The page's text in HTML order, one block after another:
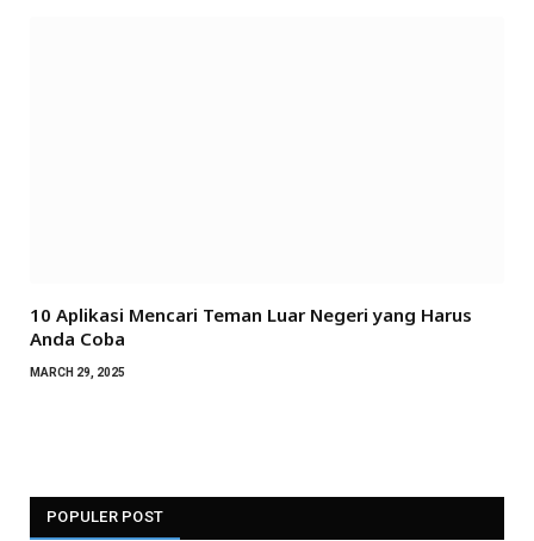
10 Aplikasi Mencari Teman Luar Negeri yang Harus
Anda Coba
MARCH 29, 2025
POPULER POST